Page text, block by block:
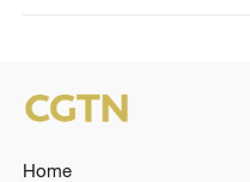
Home